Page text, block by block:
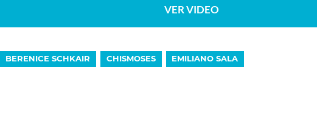
VER VIDEO
BERENICE SCHKAIR CHISMOSES EMILIANO SALA